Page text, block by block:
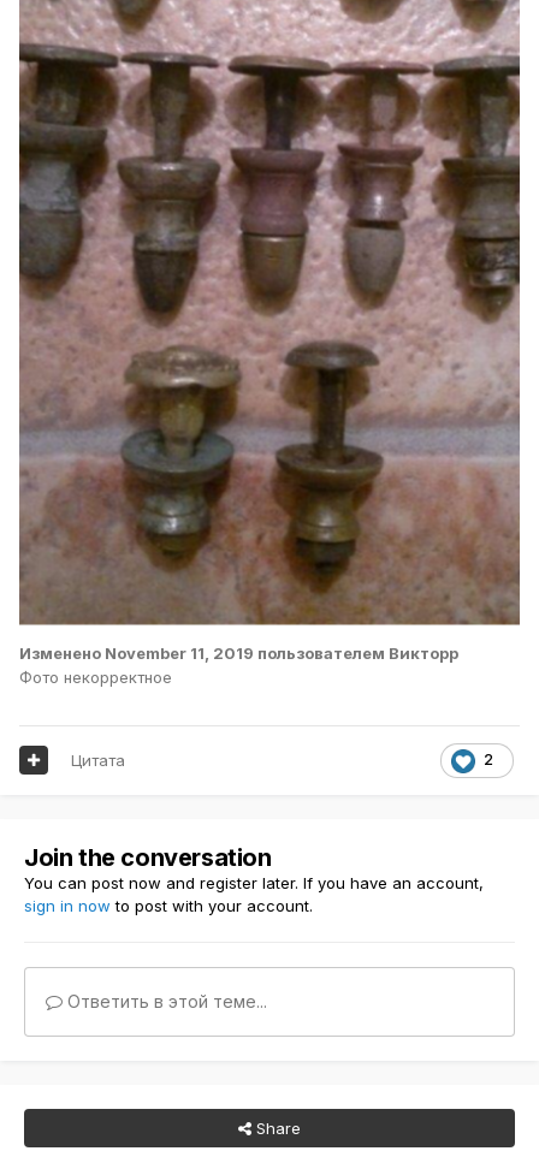
Изменено November 11, 2019 пользователем Викторр
Фото некорректное
2
Цитата
Join the conversation
You can post now and register later. If you have an account,
sign in now to post with your account.
Ответить в этой теме...
Share